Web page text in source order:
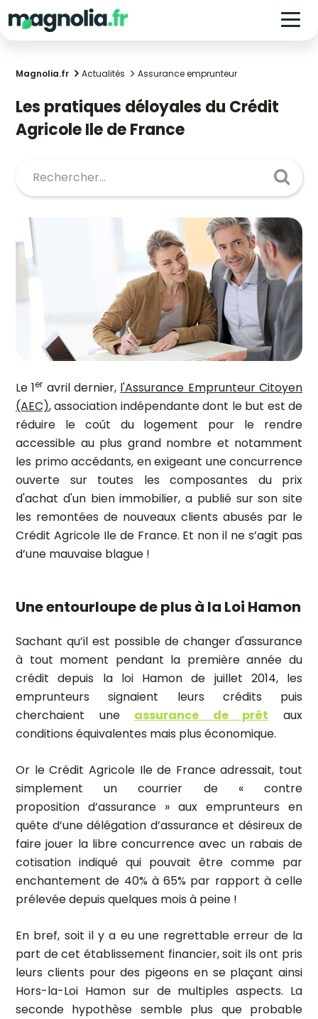
Magnolia.fr Actualités Assurance emprunteur
Les pratiques déloyales du Crédit
Agricole Ile de France
Le 1er avril dernier, l'Assurance Emprunteur Citoyen
(AEC), association indépendante dont le but est de
réduire le coût du logement pour le rendre
accessible au plus grand nombre et notamment
les primo accédants, en exigeant une concurrence
ouverte sur toutes les composantes du prix
d'achat d'un bien immobilier, a publié sur son site
les remontées de nouveaux clients abusés par le
Crédit Agricole Ile de France. Et non il ne s’agit pas
d’une mauvaise blague !
Une entourloupe de plus à la Loi Hamon
Sachant qu’il est possible de changer d'assurance
à tout moment pendant la première année du
crédit depuis la loi Hamon de juillet 2014, les
emprunteurs signaient leurs crédits puis
cherchaient une assurance de prêt aux
conditions équivalentes mais plus économique.
Or le Crédit Agricole Ile de France adressait, tout
simplement un courrier de « contre
proposition d’assurance » aux emprunteurs en
quête d’une délégation d’assurance et désireux de
faire jouer la libre concurrence avec un rabais de
cotisation indiqué qui pouvait être comme par
enchantement de 40% à 65% par rapport à celle
prélevée depuis quelques mois à peine !
En bref, soit il y a eu une regrettable erreur de la
part de cet établissement financier, soit ils ont pris
leurs clients pour des pigeons en se plaçant ainsi
Hors-la-Loi Hamon sur de multiples aspects. La
seconde hypothèse semble plus que probable